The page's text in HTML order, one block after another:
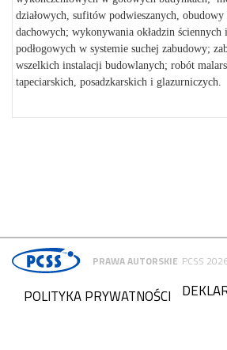
działowych, sufitów podwieszanych,
dachowych; wykonywania okładzin ściennych
podłogowych w systemie suchej zabudowy;
wszelkich instalacji budowlanych; robót
tapeciarskich, posadzkarskich i glazurniczych.
PRAWA AUTORSKIE PCSS
POLITYKA PRYWATNOŚCI